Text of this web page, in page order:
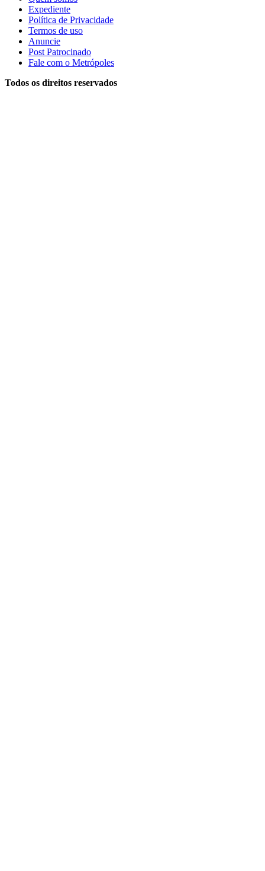
Expediente
Política de Privacidade
Termos de uso
Anuncie
Post Patrocinado
Fale com o Metrópoles
Todos os direitos reservados